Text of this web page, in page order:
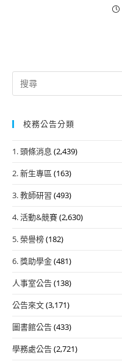
Search
for:
校務公告分類
1. 頭條消息 (2,439)
2. 新生專區 (163)
3. 教師研習 (493)
4. 活動&競賽(2,630)
5. 榮譽榜(182)
6. 獎助學金(481)
人事室公告(138)
公告來文(3,171)
圖書館公告(433)
學務處公告(2,721)